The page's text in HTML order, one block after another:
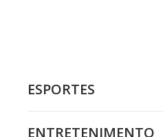
ESPORTES
ENTRETENIMENTO